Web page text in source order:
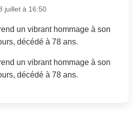
juillet à 16:50
un vibrant hommage à son
décédé à 78 ans.
un vibrant hommage à son
décédé à 78 ans.